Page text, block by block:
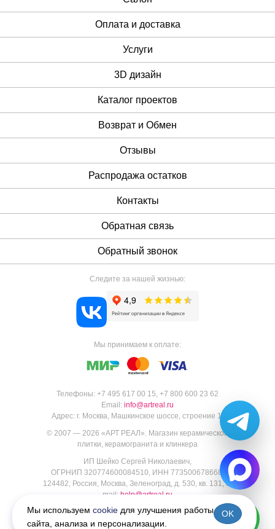
Оплата и доставка
Услуги
3D дизайн
Каталог проектов
Возврат и Обмен
Отзывы
Распродажа остатков
Контакты
Обратная связь
Обратный звонок
Телефоны: +7 495 617 00 15, +7 800 600 23 62
Email: info@artreal.ru
Адрес: г. Москва, Машкинское шоссе, строение 1.
© 2007 — 2026 «АРТ РЕАЛ ». Магазин керамической
плитки, керамогранита и клинкера
ИП Шейко Сергей Николаевич,
ОГРНИП 320774600084510, ИНН 773500678668,
124482, Россия, Москва, Зеленоград, д. 530, кв. 131, e-
mail: help@artreal.ru
Пользовательское соглашение
Политика конфиденциальности
Следите за нашей жизнью:
Мы принимаем к оплате:
Мы используем cookie для улучшения работы
сайта, анализа и персонализации.
OK